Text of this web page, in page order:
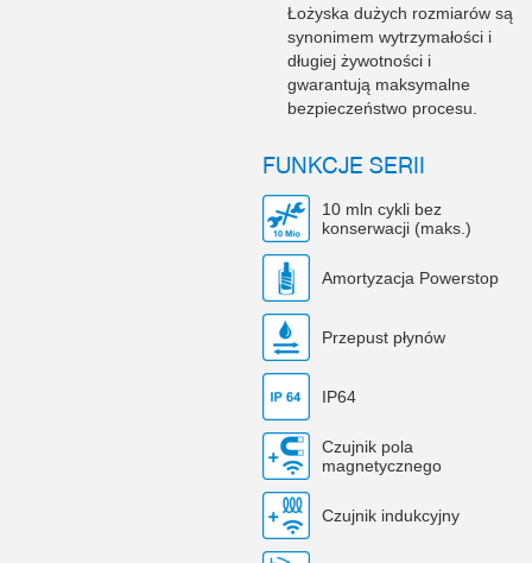
Łożyska dużych rozmiarów są
synonimem wytrzymałości i
długiej żywotności i
gwarantują maksymalne
bezpieczeństwo procesu.
FUNKCJE SERII
10 mln cykli bez
konserwacji (maks.)
Amortyzacja Powerstop
Przepust płynów
IP64
Czujnik pola
magnetycznego
Czujnik indukcyjny